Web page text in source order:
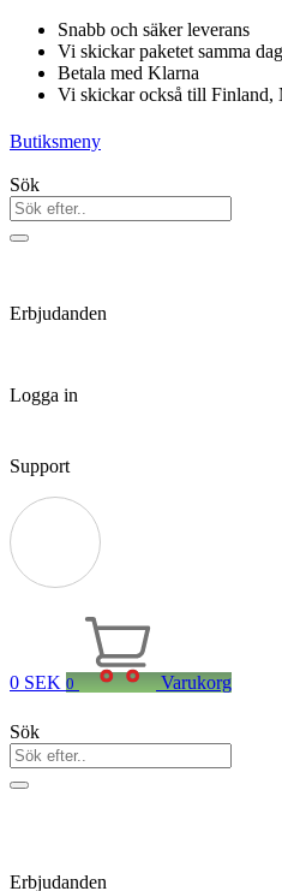
Hoppa
innehåll
Snabb och säker leverans
Vi skickar paketet samma dag
Betala med Klarna
Vi skickar också till Finland,
Butiksmeny
Sök
Erbjudanden
Logga in
Support
0 SEK 0 Varukorg
Sök
Erbjudanden